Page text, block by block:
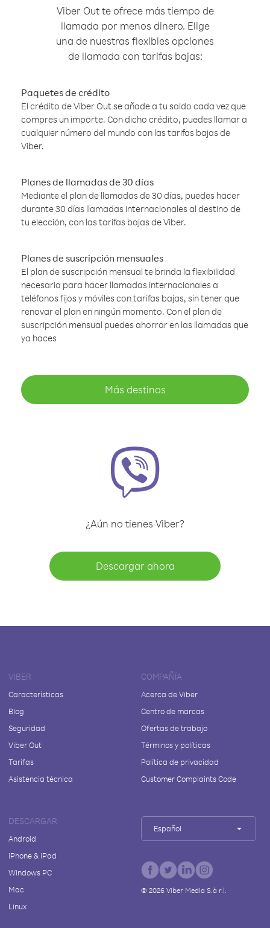
Viber Out te ofrece más tiempo de
llamada por menos dinero. Elige
una de nuestras flexibles opciones
de llamada con tarifas bajas:
Paquetes de crédito
El crédito de Viber Out se añade a tu saldo cada vez que
compres un importe. Con dicho crédito, puedes llamar a
cualquier número del mundo con las tarifas bajas de
Viber.
Planes de llamadas de 30 días
Mediante el plan de llamadas de 30 días, puedes hacer
durante 30 días llamadas internacionales al destino de
tu elección, con las tarifas bajas de Viber.
Planes de suscripción mensuales
El plan de suscripción mensual te brinda la flexibilidad
necesaria para hacer llamadas internacionales a
teléfonos fijos y móviles con tarifas bajas, sin tener que
renovar el plan en ningún momento. Con el plan de
suscripción mensual puedes ahorrar en las llamadas que
ya haces
Más destinos
¿Aún no tienes Viber?
Descargar ahora
VIBER
Características
Blog
Seguridad
Viber Out
Tarifas
Asistencia técnica
COMPAÑÍA
Acerca de Viber
Centro de marcas
Ofertas de trabajo
Términos y políticas
Política de privacidad
Customer Complaints Code
DESCARGAR
Android
iPhone & iPad
Windows PC
Mac
Linux
Español
© 2026Viber Media S.à r.l.